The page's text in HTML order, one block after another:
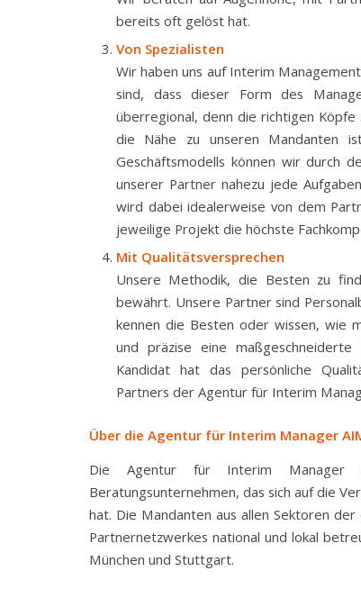
bereits oft gelöst hat.
Von Spezialisten
Wir haben uns auf Interim
sind, dass dieser Form des
überregional, denn die richtigen
die Nähe zu unseren Mandanten
Geschäftsmodells können wir durch
unserer Partner nahezu jede
wird dabei idealerweise von dem
jeweilige Projekt die höchste
Mit Qualitätsversprechen
Unsere Methodik, die Besten zu
bewährt. Unsere Partner sind
kennen die Besten oder wissen, wie
und präzise eine
Kandidat hat das persönliche
Partners der Agentur für Interim
Über die Agentur für Interim Manager
Die Agentur für Interim
Beratungsunternehmen, das sich auf die
hat. Die Mandanten aus allen Sektoren
Partnernetzwerkes national und lokal
München und Stuttgart.